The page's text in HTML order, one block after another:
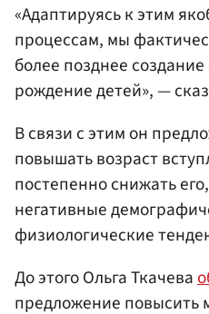
«Адаптируясь к этим
процессам, мы
более позднее
рождение детей», —
В связи с этим он
повышать возраст
постепенно снижать
негативные
физиологические
До этого Ольга Ткачева
предложение повысить